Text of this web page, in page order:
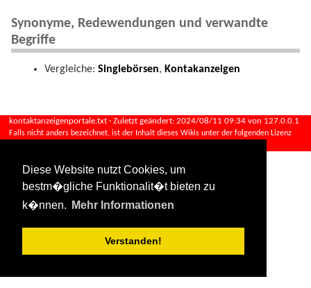
Diese Website nutzt Cookies, um
bestm�gliche Funktionalit�t bieten zu
k�nnen.
Mehr Informationen
Verstanden!
Synonyme, Redewendungen und verwandte
Begriffe
Vergleiche: Singlebörsen, Kontakanzeigen
kontaktanzeigenportale.txt · Zuletzt geändert: 2024/08/11 09:34 von 127.0.0.1
Falls nicht anders bezeichnet, ist der Inhalt dieses Wikis unter der folgenden Lizenz